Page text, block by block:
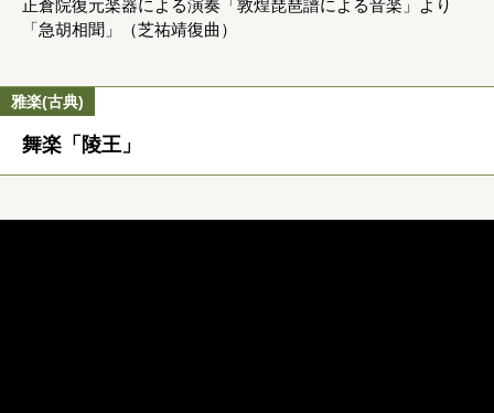
正倉院復元楽器による演奏「敦煌琵琶譜による音楽」より
「急胡相聞」（芝祐靖復曲）
雅楽(古典)
舞楽「陵王」